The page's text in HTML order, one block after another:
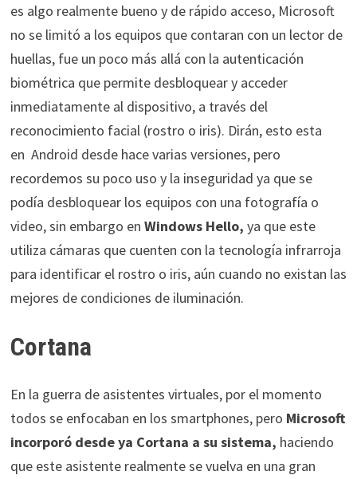
es algo realmente bueno y de rápido acceso, Microsoft
no se limitó a los equipos que contaran con un lector de
huellas, fue un poco más allá con la autenticación
biométrica que permite desbloquear y acceder
inmediatamente al dispositivo, a través del
reconocimiento facial (rostro o iris). Dirán, esto esta
en Android desde hace varias versiones, pero
recordemos su poco uso y la inseguridad ya que se
podía desbloquear los equipos con una fotografía o
video, sin embargo en Windows Hello, ya que este
utiliza cámaras que cuenten con la tecnología infrarroja
para identificar el rostro o iris, aún cuando no existan las
mejores de condiciones de iluminación.
Cortana
En la guerra de asistentes virtuales, por el momento
todos se enfocaban en los smartphones, pero Microsoft
incorporó desde ya Cortana a su sistema, haciendo
que este asistente realmente se vuelva en una gran